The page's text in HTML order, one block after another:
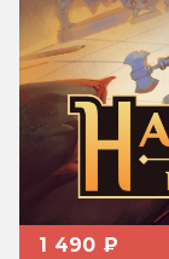
1 490 ₽